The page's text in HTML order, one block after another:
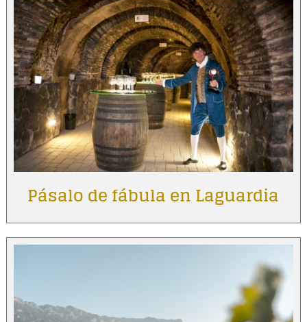
Pásalo de fábula en Laguardia